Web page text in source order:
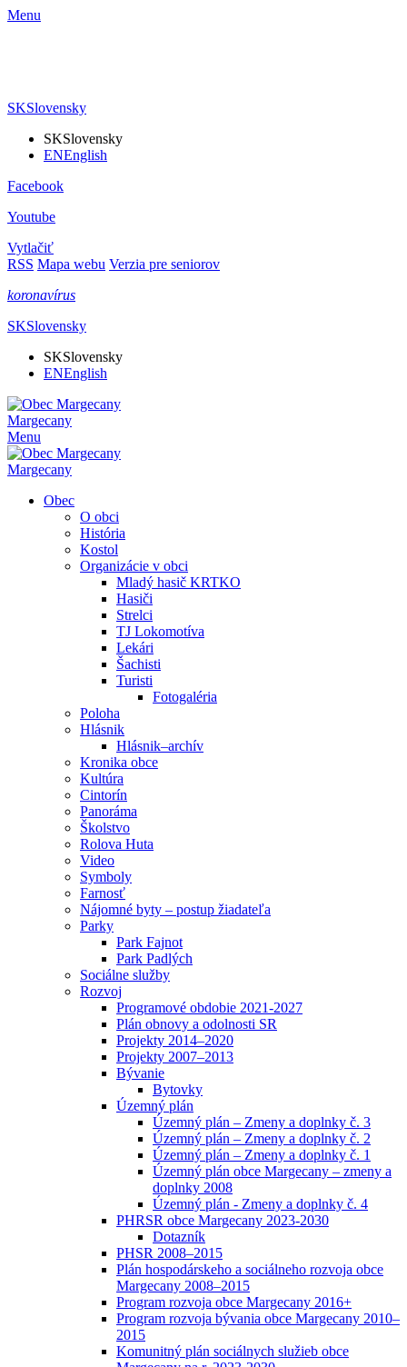
Menu
SKSlovensky
SKSlovensky
ENEnglish
Facebook
Youtube
Vytlačiť
RSS Mapa webu Verzia pre seniorov
koronavírus
SKSlovensky
SKSlovensky
ENEnglish
Margecany
Menu
Margecany
Obec
O obci
História
Kostol
Organizácie v obci
Mladý hasič KRTKO
Hasiči
Strelci
TJ Lokomotíva
Lekári
Šachisti
Turisti
Fotogaléria
Poloha
Hlásnik
Hlásnik–archív
Kronika obce
Kultúra
Cintorín
Panoráma
Školstvo
Rolova Huta
Video
Symboly
Farnosť
Nájomné byty – postup žiadateľa
Parky
Park Fajnot
Park Padlých
Sociálne služby
Rozvoj
Programové obdobie 2021-2027
Plán obnovy a odolnosti SR
Projekty 2014–2020
Projekty 2007–2013
Bývanie
Bytovky
Územný plán
Územný plán – Zmeny a doplnky č. 3
Územný plán – Zmeny a doplnky č. 2
Územný plán – Zmeny a doplnky č. 1
Územný plán obce Margecany – zmeny a
doplnky 2008
Územný plán - Zmeny a doplnky č. 4
PHRSR obce Margecany 2023-2030
Dotazník
PHSR 2008–2015
Plán hospodárskeho a sociálneho rozvoja obce
Margecany 2008–2015
Program rozvoja obce Margecany 2016+
Program rozvoja bývania obce Margecany 2010–
2015
Komunitný plán sociálnych služieb obce